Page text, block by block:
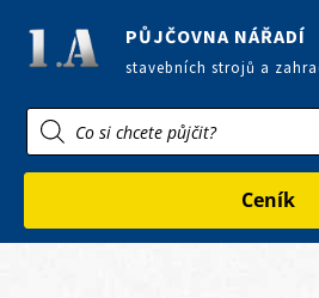
PŮJČOVNA NÁŘADÍ
stavebních strojů a
Products
search
Ceník